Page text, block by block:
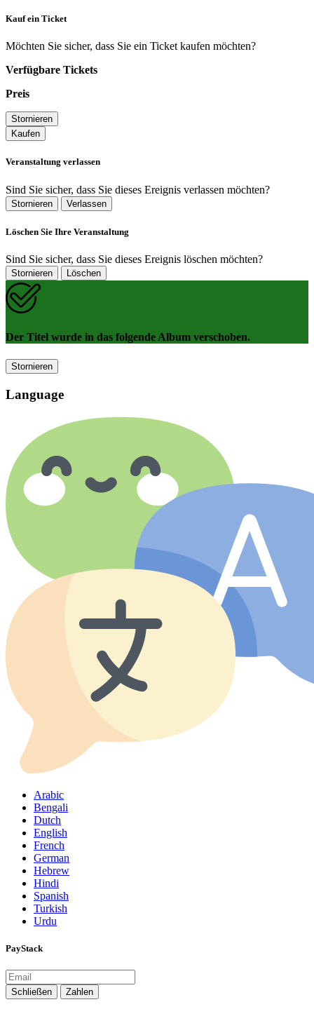
Kauf ein Ticket
Möchten Sie sicher, dass Sie ein Ticket kaufen möchten?
Verfügbare Tickets
Preis
Stornieren
Kaufen
Veranstaltung verlassen
Sind Sie sicher, dass Sie dieses Ereignis verlassen möchten?
Stornieren Verlassen
Löschen Sie Ihre Veranstaltung
Sind Sie sicher, dass Sie dieses Ereignis löschen möchten?
Stornieren Löschen
Der Titel wurde in das folgende Album verschoben.
Stornieren
Language
Arabic
Bengali
Dutch
English
French
German
Hebrew
Hindi
Spanish
Turkish
Urdu
PayStack
Schließen Zahlen